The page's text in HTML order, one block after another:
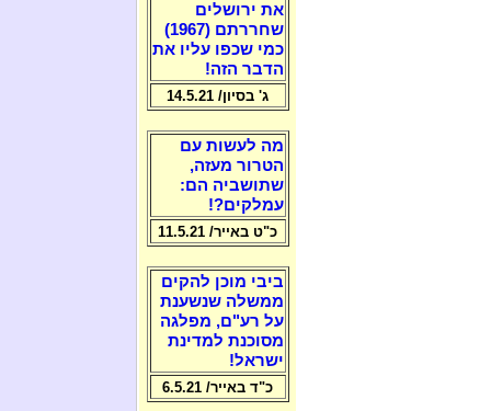
את ירושלים
שחררתם (1967)
כמי שכפו עליו את
הדבר הזה!
ג' בסיון/ 14.5.21
מה לעשות עם
הטרור מעזה,
שתושביה הם:
עמלקים?!
כ"ט באייר/ 11.5.21
ביבי מוכן להקים
ממשלה שנשענת
על רע"ם, מפלגה
מסוכנת למדינת
ישראל!
כ"ד באייר/ 6.5.21